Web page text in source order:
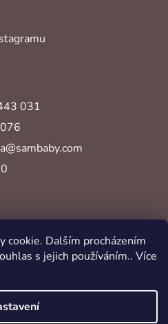
cookie. Dalším procházením
s jejich používáním.. Více
031
Shoptet